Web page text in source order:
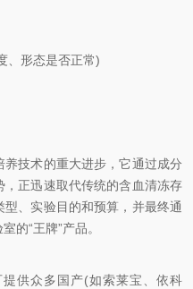
形态是否正常)
技术的重大进步，它通过成分
正迅速取代传统的含血清冻存
、实验目的和预算，并最终通
的“王牌”产品。
供众多国产(如索莱宝、依科